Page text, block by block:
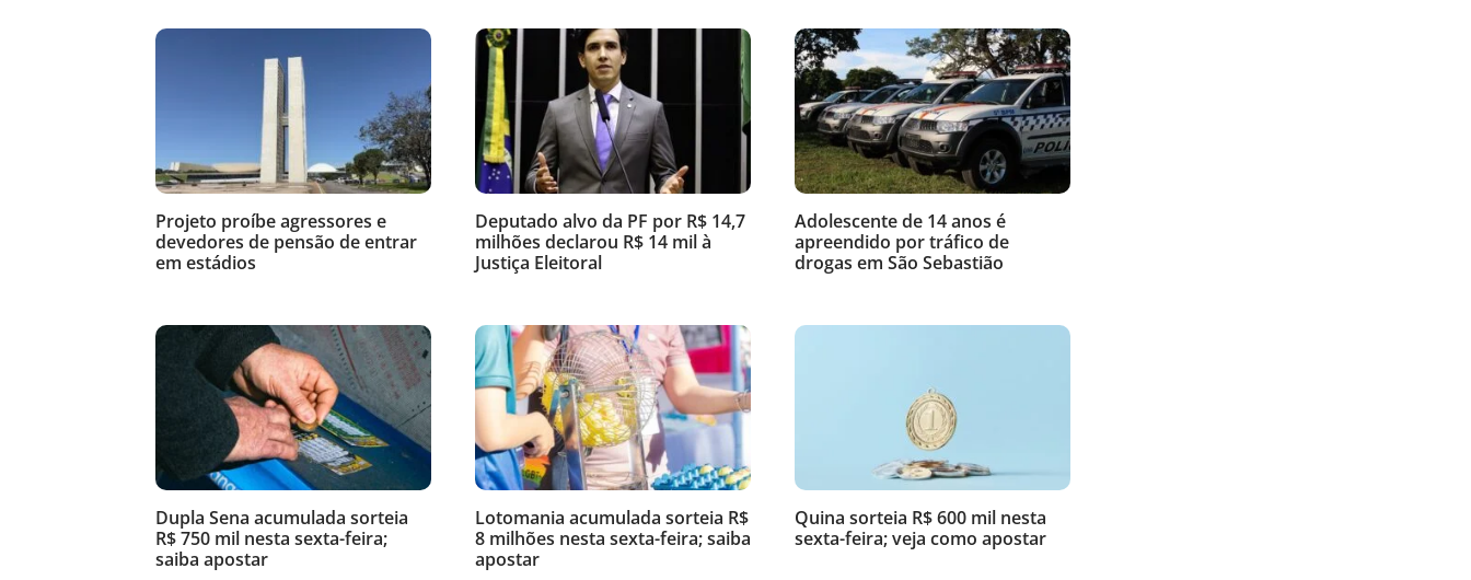
Projeto proíbe agressores e
devedores de pensão de entrar
em estádios
Deputado alvo da PF por R$ 14,7
milhões declarou R$ 14 mil à
Justiça Eleitoral
Adolescente de 14 anos é
apreendido por tráfico de
drogas em São Sebastião
Dupla Sena acumulada sorteia
R$ 750 mil nesta sexta-feira;
saiba apostar
Lotomania acumulada sorteia R$
8 milhões nesta sexta-feira; saiba
apostar
Quina sorteia R$ 600 mil nesta
sexta-feira; veja como apostar